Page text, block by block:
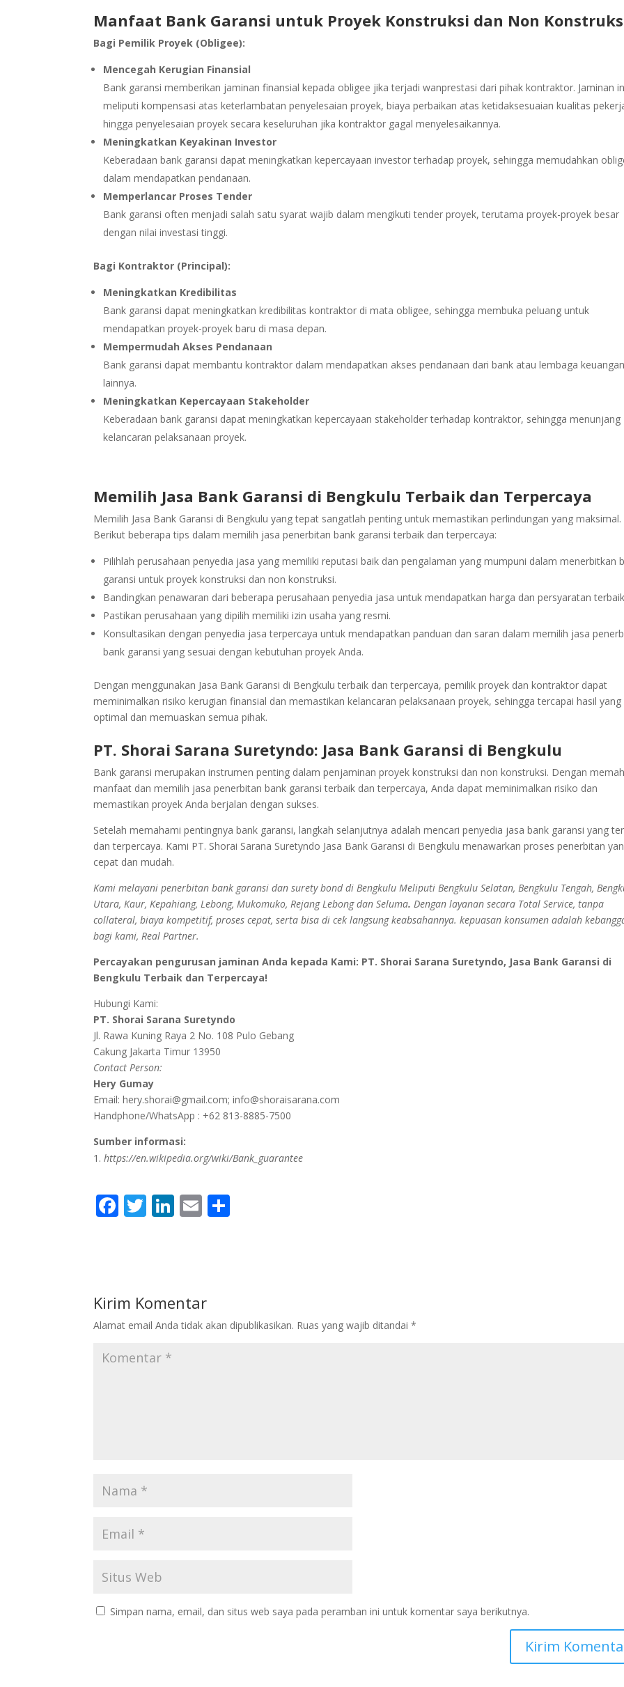
Manfaat Bank Garansi untuk Proyek Konstruksi dan Non
Bagi Pemilik Proyek (Obligee):
Mencegah Kerugian Finansial
Bank garansi memberikan jaminan finansial kepada obligee jika terjadi wanprestasi dari pihak kontraktor. Jaminan
meliputi kompensasi atas keterlambatan penyelesaian proyek, biaya perbaikan atas ketidaksesuaian kualitas
hingga penyelesaian proyek secara keseluruhan jika kontraktor gagal menyelesaikannya.
Meningkatkan Keyakinan Investor
Keberadaan bank garansi dapat meningkatkan kepercayaan investor terhadap proyek, sehingga memudahkan
dalam mendapatkan pendanaan.
Memperlancar Proses Tender
Bank garansi often menjadi salah satu syarat wajib dalam mengikuti tender proyek, terutama proyek-proyek besar
dengan nilai investasi tinggi.
Bagi Kontraktor (Principal):
Meningkatkan Kredibilitas
Bank garansi dapat meningkatkan kredibilitas kontraktor di mata obligee, sehingga membuka peluang untuk
mendapatkan proyek-proyek baru di masa depan.
Mempermudah Akses Pendanaan
Bank garansi dapat membantu kontraktor dalam mendapatkan akses pendanaan dari bank atau lembaga keuangan
lainnya.
Meningkatkan Kepercayaan Stakeholder
Keberadaan bank garansi dapat meningkatkan kepercayaan stakeholder terhadap kontraktor, sehingga menunjang
kelancaran pelaksanaan proyek.
Memilih Jasa Bank Garansi di Bengkulu Terbaik dan Terpercaya
Memilih Jasa Bank Garansi di Bengkulu yang tepat sangatlah penting untuk memastikan perlindungan yang maksimal.
Berikut beberapa tips dalam memilih jasa penerbitan bank garansi terbaik dan terpercaya:
Pilihlah perusahaan penyedia jasa yang memiliki reputasi baik dan pengalaman yang mumpuni dalam menerbitkan
garansi untuk proyek konstruksi dan non konstruksi.
Bandingkan penawaran dari beberapa perusahaan penyedia jasa untuk mendapatkan harga dan persyaratan
Pastikan perusahaan yang dipilih memiliki izin usaha yang resmi.
Konsultasikan dengan penyedia jasa terpercaya untuk mendapatkan panduan dan saran dalam memilih jasa
bank garansi yang sesuai dengan kebutuhan proyek Anda.
Dengan menggunakan Jasa Bank Garansi di Bengkulu terbaik dan terpercaya, pemilik proyek dan kontraktor dapat
meminimalkan risiko kerugian finansial dan memastikan kelancaran pelaksanaan proyek, sehingga tercapai hasil yang
optimal dan memuaskan semua pihak.
PT. Shorai Sarana Suretyndo: Jasa Bank Garansi di Bengkulu
Bank garansi merupakan instrumen penting dalam penjaminan proyek konstruksi dan non konstruksi. Dengan
manfaat dan memilih jasa penerbitan bank garansi terbaik dan terpercaya, Anda dapat meminimalkan risiko dan
memastikan proyek Anda berjalan dengan sukses.
Setelah memahami pentingnya bank garansi, langkah selanjutnya adalah mencari penyedia jasa bank garansi yang
dan terpercaya. Kami PT. Shorai Sarana Suretyndo Jasa Bank Garansi di Bengkulu menawarkan proses penerbitan
cepat dan mudah.
Kami melayani penerbitan bank garansi dan surety bond di Bengkulu Meliputi Bengkulu Selatan, Bengkulu Tengah,
Utara, Kaur, Kepahiang, Lebong, Mukomuko, Rejang Lebong dan Seluma.Dengan layanan secara Total Service, tanpa
collateral, biaya kompetitif, proses cepat, serta bisa di cek langsung keabsahannya. kepuasan konsumen adalah
bagi kami, Real Partner.
Percayakan pengurusan jaminan Anda kepada Kami: PT. Shorai Sarana Suretyndo, Jasa Bank Garansi di
Bengkulu Terbaik dan Terpercaya!
Hubungi Kami:
PT. Shorai Sarana Suretyndo
Jl. Rawa Kuning Raya 2 No. 108 Pulo Gebang
Cakung Jakarta Timur 13950
Contact Person:
Hery Gumay
Email: hery.shorai@gmail.com; info@shoraisarana.com
Handphone/WhatsApp : +62 813-8885-7500
Sumber informasi:
https://en.wikipedia.org/wiki/Bank_guarantee
F
o
o
k
T Li
dI
n
E
Kirim Komentar
Alamat email Anda tidak akan dipublikasikan. Ruas yang wajib ditandai*
Simpan nama, email, dan situs web saya pada peramban ini untuk komentar saya berikutnya.